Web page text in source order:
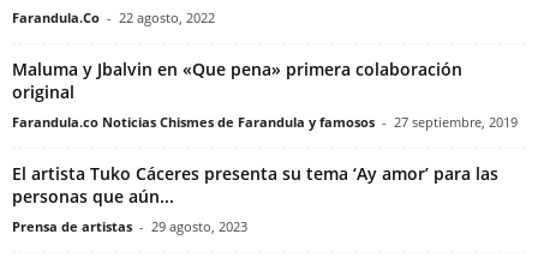
Farandula.Co - 22 agosto, 2022
Maluma y Jbalvin en «Que pena» primera colaboración
original
Farandula.co Noticias Chismes de Farandula y famosos - 27 septiembre, 2019
El artista Tuko Cáceres presenta su tema ‘Ay amor’ para las
personas que aún...
Prensa de artistas - 29 agosto, 2023